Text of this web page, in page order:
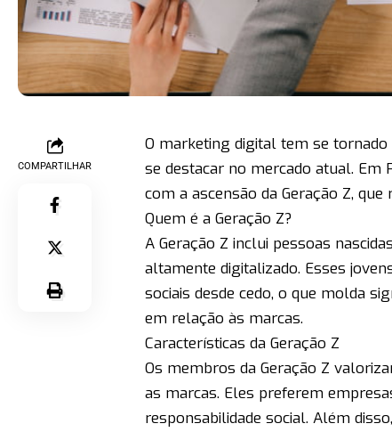
COMPARTILHAR
O marketing digital tem se
se destacar no mercado atual. Em
com a ascensão da Geração Z,
Quem é a Geração Z?
A Geração Z inclui pessoas
altamente digitalizado. Esses
sociais desde cedo, o que molda
em relação às marcas.
Características da Geração Z
Os membros da Geração Z
as marcas. Eles preferem
responsabilidade social. Além